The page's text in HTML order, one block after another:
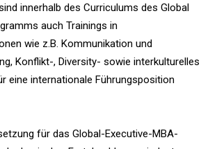
innerhalb des Curriculums des Global
auch Trainings in
wie z.B. Kommunikation und
Konflikt-, Diversity- sowie interkulturelles
eine internationale Führungsposition
für das Global-Executive-MBA-